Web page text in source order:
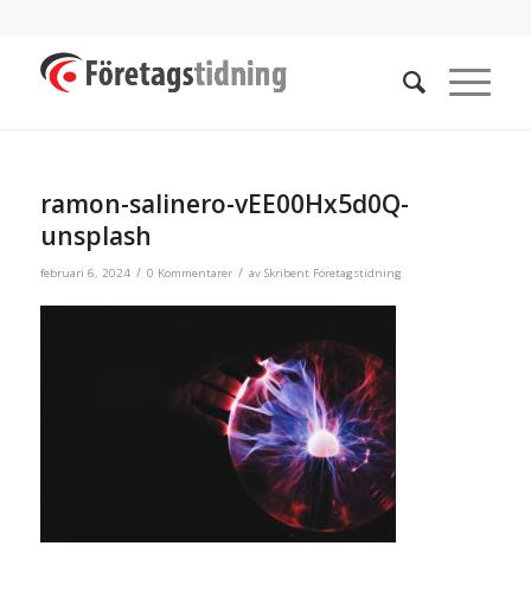
ramon-salinero-vEE00Hx5d0Q-
unsplash
februari 6, 2024 / 0 Kommentarer / av Skribent Företagstidning